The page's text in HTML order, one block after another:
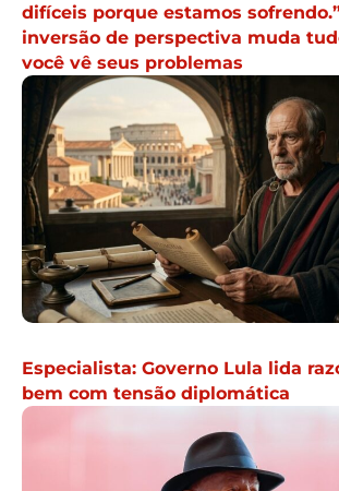
difíceis porque estamos
inversão de perspectiva muda
você vê seus problemas
Especialista: Governo Lula lida
bem com tensão diplomática